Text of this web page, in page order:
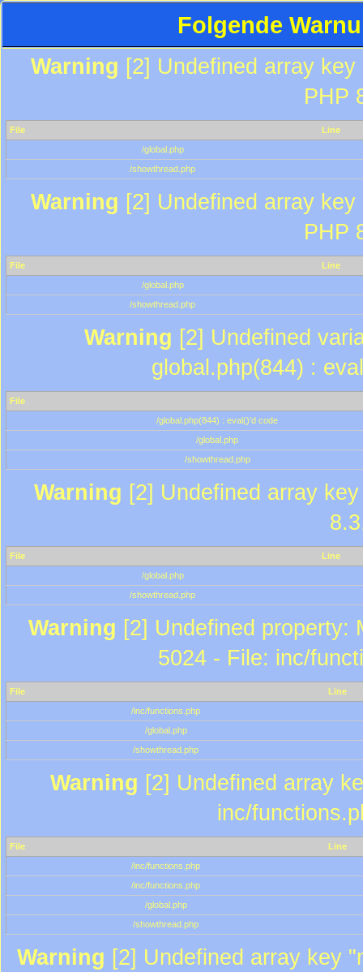
Folgende
Warning [2] Undefined array
PHP
File
Line
/global.php
/showthread.php
Warning [2] Undefined array
PHP
File
Line
/global.php
/showthread.php
Warning [2] Undefined
global.php(844) :
File
/global.php(844) : eval()'d code
/global.php
/showthread.php
Warning [2] Undefined array
File
Line
/global.php
/showthread.php
Warning [2] Undefined property:
5024 - File: inc/
File
Line
/inc/functions.php
/global.php
/showthread.php
Warning [2] Undefined array
inc/
File
Line
/inc/functions.php
/inc/functions.php
/global.php
/showthread.php
Warning [2] Undefined array key